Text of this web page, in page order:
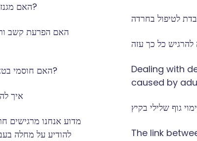
האם מגנזיום יכול לעזור עם חרדה?
האם הפרעת קשב
האם חוסמי בטא עוזרים בתסמיני חרדה?
איך
מדוע אנחנו מרגישים
להודיע על מחלה
כל כך עזה
Dealing with
caused by
גוף שלילי בקיץ
The link